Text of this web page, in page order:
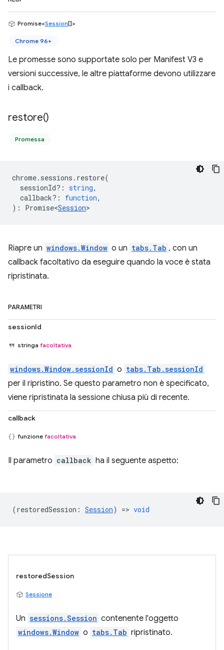
Promise<Session[]>
Chrome 96+
Le promesse sono supportate solo per Manifest V3 e
versioni successive, le altre piattaforme devono utilizzare
i callback.
restore()
Promessa
chrome. sessions . restore(
sessionId? : string,
callback? : function,
) : Promise<Session>
Riapre un windows.Window o un tabs.Tab , con un
callback facoltativo da eseguire quando la voce è stata
ripristinata.
PARAMETRI
sessionId
stringa facoltativa
windows.Window.sessionId o tabs.Tab.sessionId
per il ripristino. Se questo parametro non è specificato,
viene ripristinata la sessione chiusa più di recente.
callback
funzione facoltativa
Il parametro callback ha il seguente aspetto:
(restoredSession : Session) => void
restoredSession
Sessione
Un sessions.Session contenente l'oggetto
windows.Window o tabs.Tab ripristinato.